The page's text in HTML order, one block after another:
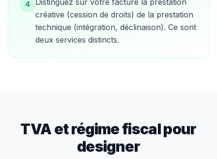
4
Distinguez sur votre facture la prestation
créative (cession de droits) de la prestation
technique (intégration, déclinaison). Ce sont
deux services distincts.
TVA et régime fiscal pour
designer